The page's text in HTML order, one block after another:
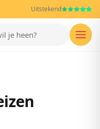
Uitstekend